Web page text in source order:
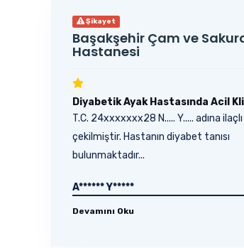
Şikayet
Başakşehir Çam ve
Hastanesi
Diyabetik Ayak Hastasında Acil
T.C. 24xxxxxxx28 N..... Y..... adına ilaçlı
çekilmiştir. Hastanın diyabet tanısı
bulunmaktadır...
A****** Y*****
Devamını Oku